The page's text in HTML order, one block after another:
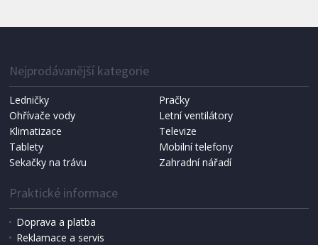
NÁHRADNÍ SÁČKY DO VYSAVAČE
Koma KRA-SB02S (Multi Bag, S-BAG SMS)
Nejprodávanější kategorie
Ledničky
Pračky
Ohřívače vody
Letní ventilátory
Klimatizace
Televize
Tablety
Mobilní telefony
Sekačky na trávu
Zahradní nářadí
Praktické informace
Doprava a platba
Reklamace a servis